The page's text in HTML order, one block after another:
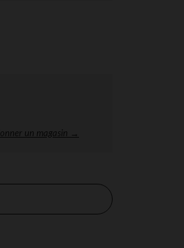
un magasin →